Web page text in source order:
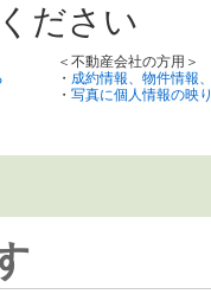
ださい
＜不動産会社の方用＞
・ 成約情報、物件情報
・ 写真に個人情報の映